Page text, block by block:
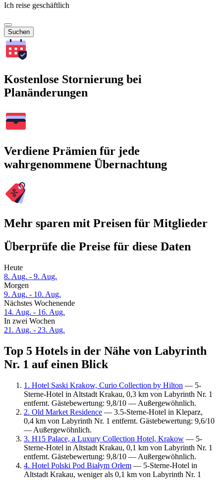
Ich reise geschäftlich
Suchen
Kostenlose Stornierung bei
Planänderungen
Verdiene Prämien für jede
wahrgenommene Übernachtung
Mehr sparen mit Preisen für Mitglieder
Überprüfe die Preise für diese Daten
Heute
8. Aug. - 9. Aug.
Morgen
9. Aug. - 10. Aug.
Nächstes Wochenende
14. Aug. - 16. Aug.
In zwei Wochen
21. Aug. - 23. Aug.
Top 5 Hotels in der Nähe von Labyrinth
Nr. 1 auf einen Blick
1. Hotel Saski Krakow, Curio Collection by Hilton — 5-
Sterne-Hotel in Altstadt Krakau, 0,3 km von Labyrinth Nr. 1
entfernt. Gästebewertung: 9,8/10 — Außergewöhnlich.
2. Old Market Residence — 3.5-Sterne-Hotel in Kleparz,
0,4 km von Labyrinth Nr. 1 entfernt. Gästebewertung: 9,6/10
— Außergewöhnlich.
3. H15 Palace, a Luxury Collection Hotel, Krakow — 5-
Sterne-Hotel in Altstadt Krakau, 0,1 km von Labyrinth Nr. 1
entfernt. Gästebewertung: 9,8/10 — Außergewöhnlich.
4. Hotel Polski Pod Białym Orłem — 5-Sterne-Hotel in
Altstadt Krakau, weniger als 0,1 km von Labyrinth Nr. 1